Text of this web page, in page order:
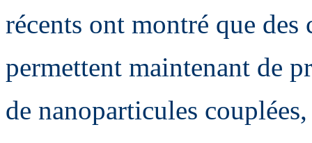
récents ont montré que
permettent maintenant de
de nanoparticules